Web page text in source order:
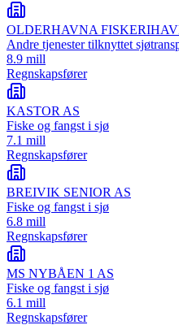
OLDERHAVNA
Andre tjenester tilknyttet
8.9 mill
Regnskapsfører
KASTOR AS
Fiske og fangst i sjø
7.1 mill
Regnskapsfører
BREIVIK SENIOR AS
Fiske og fangst i sjø
6.8 mill
Regnskapsfører
MS NYBÅEN 1 AS
Fiske og fangst i sjø
6.1 mill
Regnskapsfører